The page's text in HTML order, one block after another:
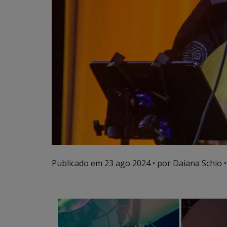
Publicado em 23 ago 2024• por Daiana Schio •